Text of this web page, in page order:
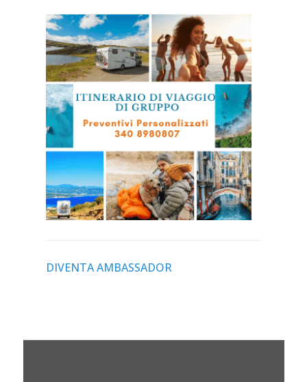
DIVENTA AMBASSADOR